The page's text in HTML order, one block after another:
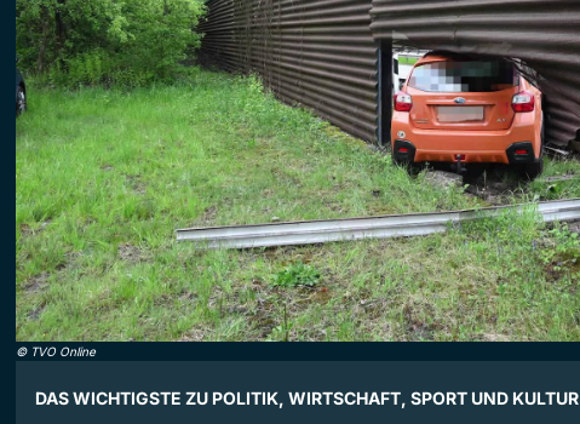
© TVO Online
DAS WICHTIGSTE ZU POLITIK, WIRTSCHAFT, SPORT UND KULTUR